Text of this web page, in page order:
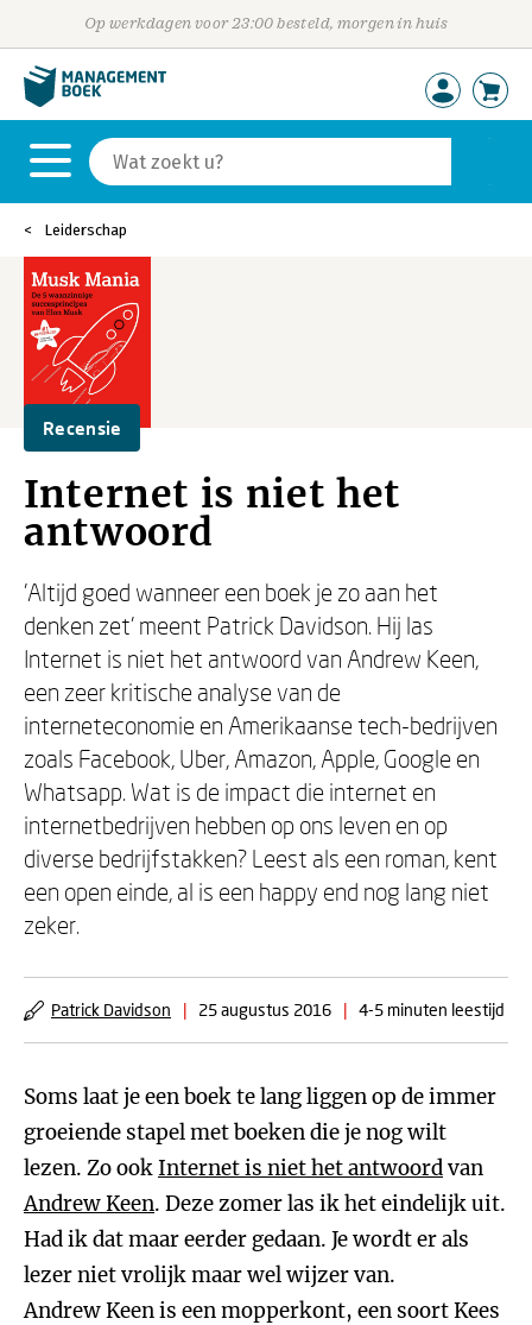
Op werkdagen voor 23:00 besteld, morgen in huis
Leiderschap
Recensie
Internet is niet het
antwoord
'Altijd goed wanneer een boek je zo aan het
denken zet' meent Patrick Davidson. Hij las
Internet is niet het antwoord van Andrew Keen,
een zeer kritische analyse van de
interneteconomie en Amerikaanse tech-bedrijven
zoals Facebook, Uber, Amazon, Apple, Google en
Whatsapp. Wat is de impact die internet en
internetbedrijven hebben op ons leven en op
diverse bedrijfstakken? Leest als een roman, kent
een open einde, al is een happy end nog lang niet
zeker.
Patrick Davidson | 25 augustus 2016 | 4-5 minuten leestijd
Soms laat je een boek te lang liggen op de immer
groeiende stapel met boeken die je nog wilt
lezen. Zo ookInternet is niet het antwoordvan
Andrew Keen. Deze zomer las ik het eindelijk uit.
Had ik dat maar eerder gedaan. Je wordt er als
lezer niet vrolijk maar wel wijzer van.
Andrew Keen is een mopperkont, een soort Kees